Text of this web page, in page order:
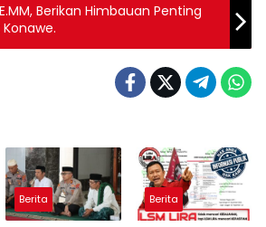
Berikan Himbauan Penting
Berita Berita